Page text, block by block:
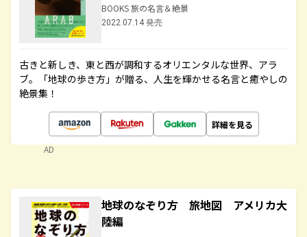
BOOKS 旅の名言＆絶景
2022.07.14 発売
古きと新しき、東と西が調和するオリエンタルな世界、アラ
ブ。「地球の歩き方」が贈る、人生を輝かせる名言と癒やしの
絶景集！
詳細を見る
AD
地球のなぞり方 旅地図 アメリカ大
陸編